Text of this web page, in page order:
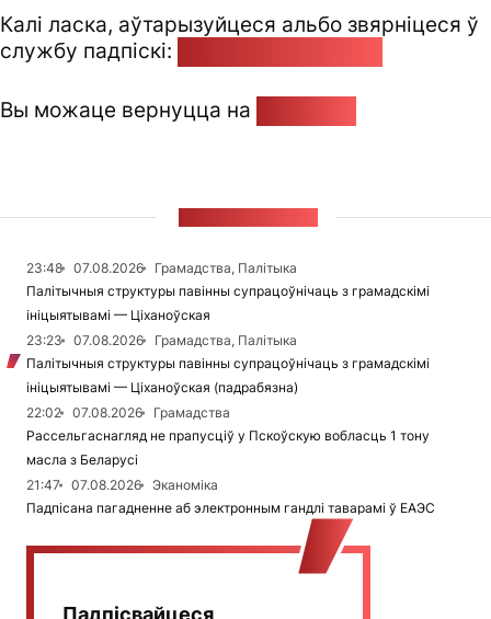
Калі ласка, аўтарызуйцеся альбо звярніцеся ў
службу падпіскі:
Вы можаце вернуцца на
23:48 07.08.2026
Грамадства, Палітыка
Палітычныя структуры павінны супрацоўнічаць з грамадскімі
ініцыятывамі — Ціханоўская
23:23
07.08.2026
Грамадства, Палітыка
Палітычныя структуры павінны супрацоўнічаць з грамадскімі
ініцыятывамі — Ціханоўская (падрабязна)
22:02
07.08.2026
Грамадства
Рассельгаснагляд не прапусціў у Пскоўскую вобласць 1 тону
масла з Беларусі
21:47
07.08.2026
Эканоміка
Падпісана пагадненне аб электронным гандлі таварамі ў ЕАЭС
Падпісвайцеся